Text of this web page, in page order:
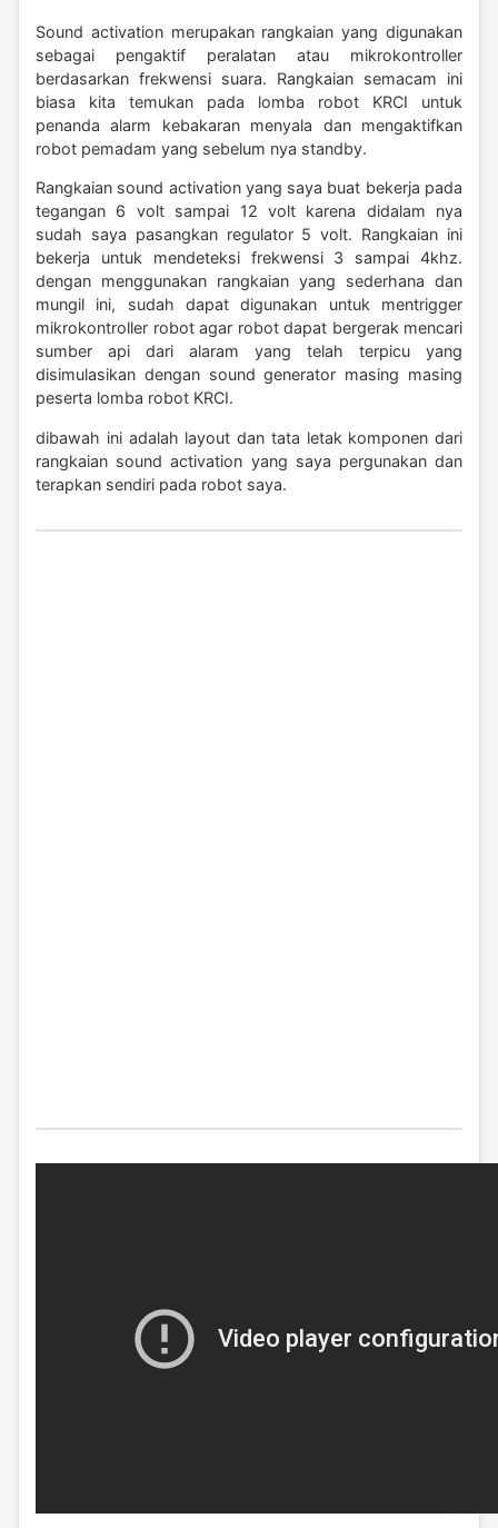
Sound activation merupakan rangkaian yang digunakan
sebagai pengaktif peralatan atau mikrokontroller
berdasarkan frekwensi suara. Rangkaian semacam ini
biasa kita temukan pada lomba robot KRCI untuk
penanda alarm kebakaran menyala dan mengaktifkan
robot pemadam yang sebelum nya standby.
Rangkaian sound activation yang saya buat bekerja pada
tegangan 6 volt sampai 12 volt karena didalam nya
sudah saya pasangkan regulator 5 volt. Rangkaian ini
bekerja untuk mendeteksi frekwensi 3 sampai 4khz.
dengan menggunakan rangkaian yang sederhana dan
mungil ini, sudah dapat digunakan untuk mentrigger
mikrokontroller robot agar robot dapat bergerak mencari
sumber api dari alaram yang telah terpicu yang
disimulasikan dengan sound generator masing masing
peserta lomba robot KRCI.
dibawah ini adalah layout dan tata letak komponen dari
rangkaian sound activation yang saya pergunakan dan
terapkan sendiri pada robot saya.